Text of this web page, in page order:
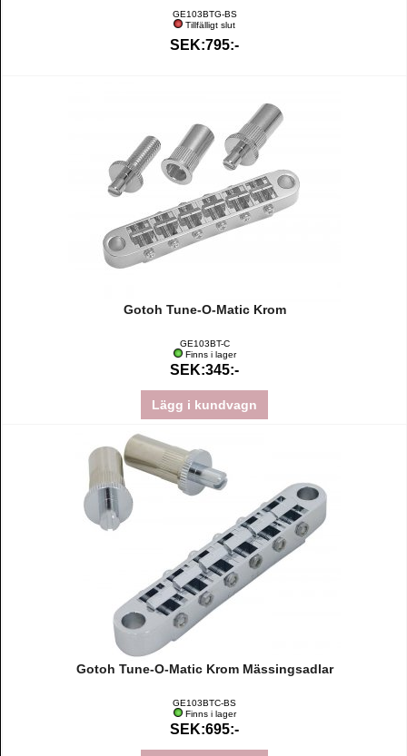
GE103BTG-BS
Tillfälligt slut
SEK:795:-
Gotoh Tune-O-Matic Krom
GE103BT-C
Finns i lager
SEK:345:-
Lägg i kundvagn
Gotoh Tune-O-Matic Krom Mässingsadlar
GE103BTC-BS
Finns i lager
SEK:695:-